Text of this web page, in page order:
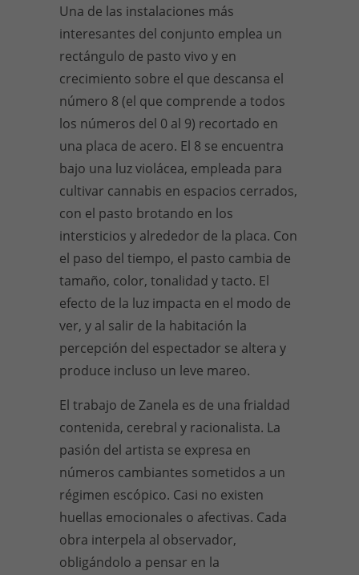
Una de las instalaciones más
interesantes del conjunto emplea un
rectángulo de pasto vivo y en
crecimiento sobre el que descansa el
número 8 (el que comprende a todos
los números del 0 al 9) recortado en
una placa de acero. El 8 se encuentra
bajo una luz violácea, empleada para
cultivar cannabis en espacios cerrados,
con el pasto brotando en los
intersticios y alrededor de la placa. Con
el paso del tiempo, el pasto cambia de
tamaño, color, tonalidad y tacto. El
efecto de la luz impacta en el modo de
ver, y al salir de la habitación la
percepción del espectador se altera y
produce incluso un leve mareo.
El trabajo de Zanela es de una frialdad
contenida, cerebral y racionalista. La
pasión del artista se expresa en
números cambiantes sometidos a un
régimen escópico. Casi no existen
huellas emocionales o afectivas. Cada
obra interpela al observador,
obligándolo a pensar en la